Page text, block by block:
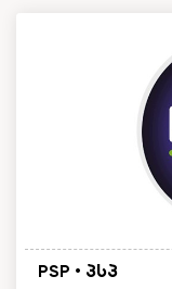
PSP • პსპ